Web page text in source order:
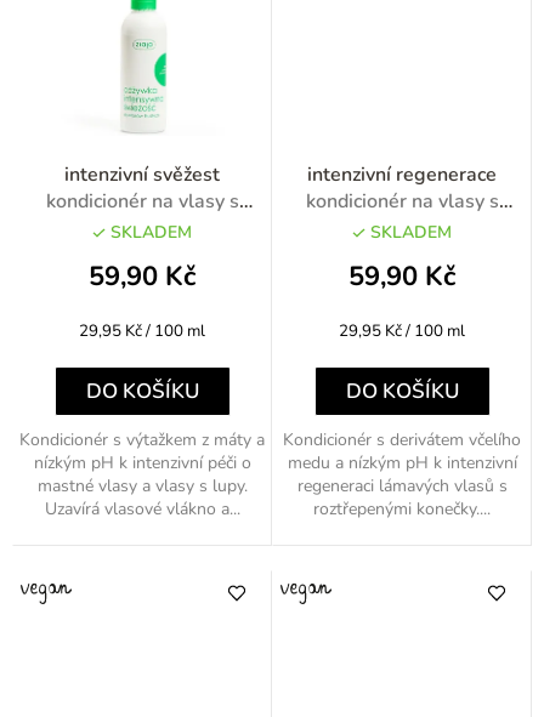
intenzivní svěžest
kondicionér na vlasy s
mátou 200ml
SKLADEM
59,90 Kč
Měrná
29,95 Kč / 100 ml
DO KOŠÍKU
Kondicionér s výtažkem z máty a
nízkým pH k intenzivní péči o
mastné vlasy a vlasy s lupy.
Uzavírá vlasové vlákno a...
intenzivní regenerace
kondicionér na vlasy s
medem 200ml
SKLADEM
59,90 Kč
Měrná
29,95 Kč / 100 ml
DO KOŠÍKU
Kondicionér s derivátem včelího
medu a nízkým pH k intenzivní
regeneraci lámavých vlasů s
roztřepenými konečky....